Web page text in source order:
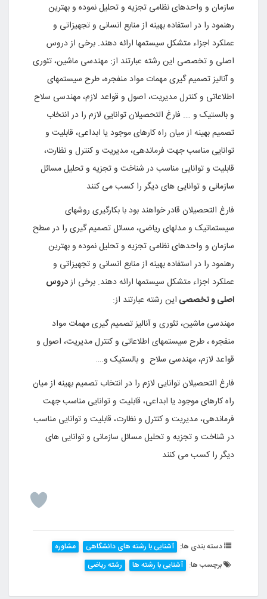
سازمان و واحدهای نظامی تجزیه و تحلیل نموده و بهترین
رهنمود را در استفاده بهینه از منابع انسانی و تجهیزاتی و
عملکرد اجزاء متشکل سیستمها ارائه دهند. برخی از دروس
اصلی و تخصصی این رشته عبارتند از: مهندسی ماشین، تئوری
و آنالیز تصمیم گیری مهمات مواد منفجره، طرح سیستمهای
اطلاعاتی و کنترل مدیریت، اصول و قواعد لازم، مهندسی سلاح
و بالستیک و …. فارغ التحصیلان توانایی لازم را در انتخاب
تصمیم بهینه از میان راه کارهای موجود یا ابداعی، قابلیت و
توانایی مناسب جهت فرماندهی، مدیریت و کنترل و نظارت،
قابلیت و توانایی مناسب در شناخت و تجزیه و تحلیل مسائل
سازمانی و توانایی های دیگر را کسب می کنند
فارغ التحصیلان قادر خواهند بود با بکارگیری روشهای
سیستماتیک و مدلهای ریاضی، مسائل تصمیم گیری را در سطح
سازمان و واحدهای نظامی تجزیه و تحلیل نموده و بهترین
رهنمود را در استفاده بهینه از منابع انسانی و تجهیزاتی و
عملکرد اجزاء متشکل سیستمها ارائه دهند. برخی ازدروس
اصلی و تخصصی این رشته عبارتند از:
مهندسی ماشین، تئوری و آنالیز تصمیم گیری مهمات مواد
منفجره ، طرح سیستمهای اطلاعاتی و کنترل مدیریت، اصول و
قواعد لازم، مهندسی سلاح و بالستیک و….
فارغ التحصیلان توانایی لازم را در انتخاب تصمیم بهینه از میان
راه کارهای موجود یا ابداعی، قابلیت و توانایی مناسب جهت
فرماندهی، مدیریت و کنترل و نظارت، قابلیت و توانایی مناسب
در شناخت و تجزیه و تحلیل مسائل سازمانی و توانایی های
دیگر را کسب می کنند
دسته بندی ها: آشنایی با رشته های دانشگاهی
مشاوره
برچسب ها: آشنایی با رشته ها رشته ریاضی